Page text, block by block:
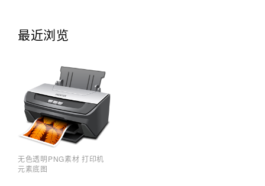
最近浏览
无色透明PNG素材 打印机
元素底图